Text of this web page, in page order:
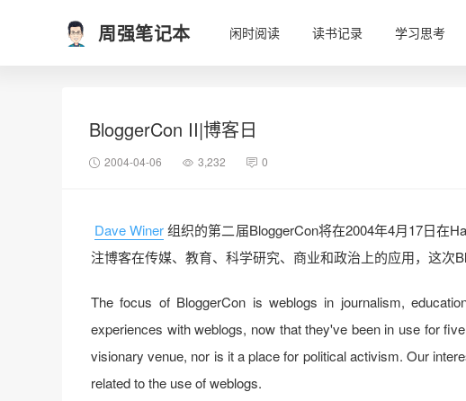
周强笔记本 闲时阅读 读书记录 学习思考
BloggerCon II|博客日
2004-04-06 3,232 0
Dave Winer组织的第二届BloggerCon将在2004年4月17日在
注博客在传媒、教育、科学研究、商业和政治上的应用，这次
The focus of BloggerCon is weblogs in journalism,
experiences with weblogs, now that they've been in use for
visionary venue, nor is it a place for political activism. Our
related to the use of weblogs.